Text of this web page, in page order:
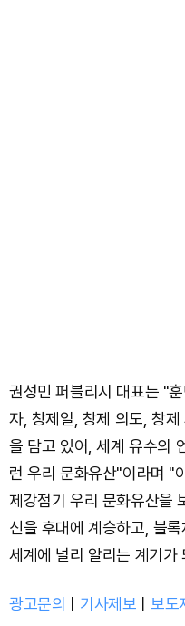
권성민 퍼블리시 대표는 "
자, 창제일, 창제 의도, 창
을 담고 있어, 세계 유수의
런 우리 문화유산"이라며 "
제강점기 우리 문화유산을
신을 후대에 계승하고, 블
세계에 널리 알리는 계기가
광고문의 기사제보 ㅣ보도